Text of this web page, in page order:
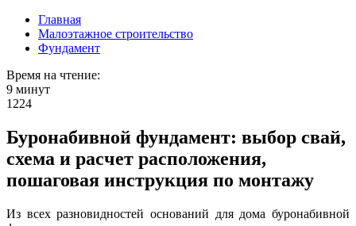
Главная
Малоэтажное строительство
Фундамент
Время на чтение:
9 минут
1224
Буронабивной фундамент: выбор свай,
схема и расчет расположения,
пошаговая инструкция по монтажу
Из всех разновидностей оснований для дома буронабивной